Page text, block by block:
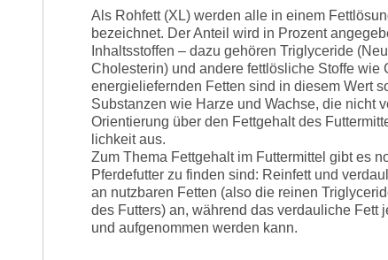
Als Rohfett (XL) werden alle in einem
bezeichnet. Der Anteil wird in Prozent
Inhaltsstoffen – dazu gehören Triglyceride
Cholesterin) und andere fettlösliche Stoffe
energieliefernden Fetten sind in diesem Wert
Substanzen wie Harze und Wachse, die nicht
Orientierung über den Fettgehalt des
lichkeit aus.
Zum Thema Fettgehalt im Futtermittel gibt es
Pferdefutter zu finden sind: Reinfett und
an nutzbaren Fetten (also die reinen
des Futters) an, während das verdauliche Fett
und aufgenommen werden kann.